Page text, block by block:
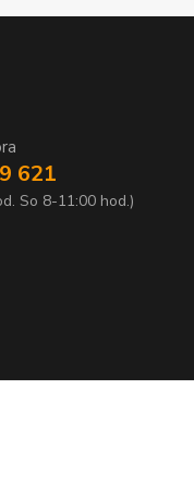
621
So 8-11:00 hod.)